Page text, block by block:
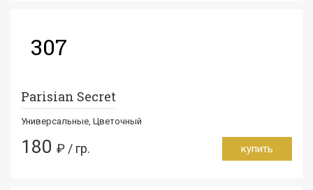
307
Parisian Secret
Универсальные, Цветочный
180 ₽ / гр. купить